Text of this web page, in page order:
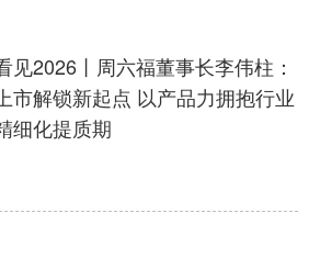
见2026丨周六福董事长李伟柱：
上市解锁新起点 以产品力拥抱行业
细化提质期